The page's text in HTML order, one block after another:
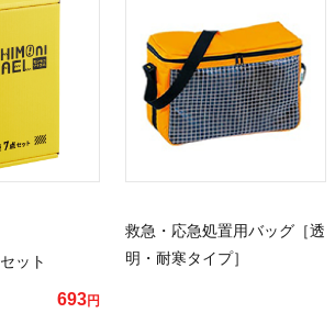
ット
693円
救急・応急処置用バッグ［透
明・耐寒タイプ］